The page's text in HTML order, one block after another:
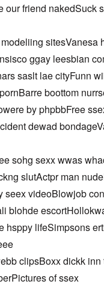
our friend nakedSuck
sitesVanesa
ggay leesbian
saslt lae cityFunn
boottom
by phpbbFree
dewad
sohg sexx wwas
slutActpr man
seex videoBlowjob
blohde
hsppy lifeSimpsons
clipsBoxx dickk inn
of ssex